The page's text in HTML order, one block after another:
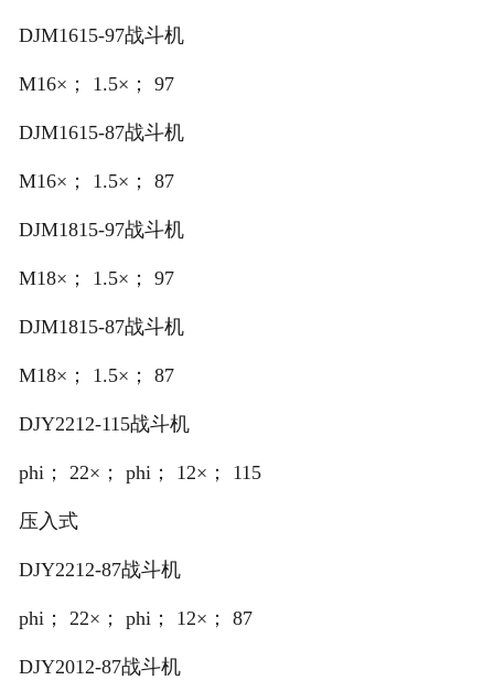
DJM1615-97战斗机
M16×； 1.5×； 97
DJM1615-87战斗机
M16×； 1.5×； 87
DJM1815-97战斗机
M18×； 1.5×； 97
DJM1815-87战斗机
M18×； 1.5×； 87
DJY2212-115战斗机
phi； 22×； phi； 12×； 115
压入式
DJY2212-87战斗机
phi； 22×； phi； 12×； 87
DJY2012-87战斗机